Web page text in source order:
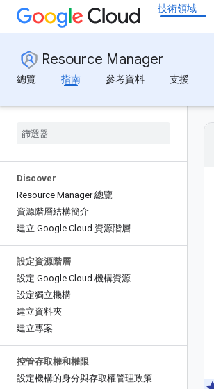
技術領域
Resource Manager
總覽
指南 參考資料 支援
Discover
Resource Manager 總覽
資源階層結構簡介
建立 Google Cloud 資源階層
設定資源階層
設定 Google Cloud 機構資源
設定獨立機構
建立資料夾
建立專案
控管存取權和權限
設定機構的身分與存取權管理政策